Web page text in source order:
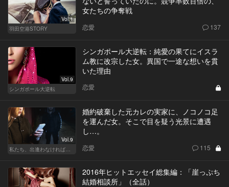
Vol.1
羽田空港STORY
女たちの争奪戦
恋愛 137
Vol.9
シンガポール大逆転
シンガポール大逆転：純愛の果てにイスラ
ム教に改宗した女。異国で一途な想いを貫
いた理由
恋愛
Vol.9
私たち、出逢わなければよかった
婚約破棄した元カレの実家に、ノコノコ足
を運んだ女。そこで目を疑う光景に遭遇
し…。
恋愛 115
2016年ヒットエッセイ総集編：「崖っぷち
結婚相談所」（全話）